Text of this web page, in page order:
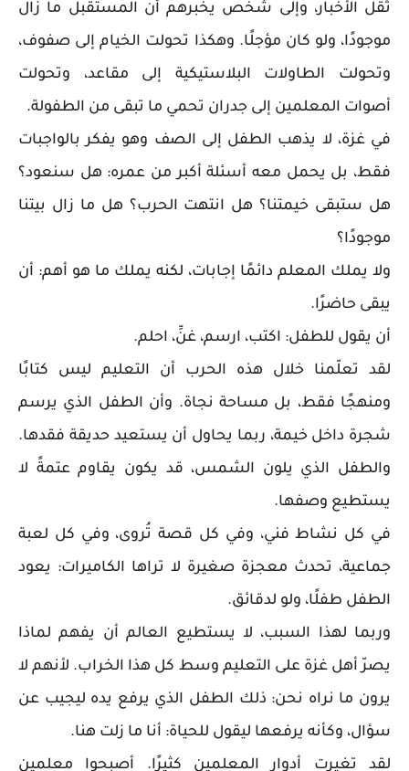
ثقل الأخبار، وإلى شخص يخبرهم أن المستقبل ما زال
موجودًا، ولو كان مؤجلًا. وهكذا تحولت الخيام إلى صفوف،
وتحولت الطاولات البلاستيكية إلى مقاعد، وتحولت
أصوات المعلمين إلى جدران تحمي ما تبقى من الطفولة.
في غزة، لا يذهب الطفل إلى الصف وهو يفكر بالواجبات
فقط، بل يحمل معه أسئلة أكبر من عمره: هل سنعود؟
هل ستبقى خيمتنا؟ هل انتهت الحرب؟ هل ما زال بيتنا
موجودًا؟
ولا يملك المعلم دائمًا إجابات، لكنه يملك ما هو أهم: أن
يبقى حاضرًا.
أن يقول للطفل: اكتب، ارسم، غنِّ، احلم.
لقد تعلّمنا خلال هذه الحرب أن التعليم ليس كتابًا
ومنهجًا فقط، بل مساحة نجاة. وأن الطفل الذي يرسم
شجرة داخل خيمة، ربما يحاول أن يستعيد حديقة فقدها.
والطفل الذي يلون الشمس، قد يكون يقاوم عتمةً لا
يستطيع وصفها.
في كل نشاط فني، وفي كل قصة تُروى، وفي كل لعبة
جماعية، تحدث معجزة صغيرة لا تراها الكاميرات: يعود
الطفل طفلًا، ولو لدقائق.
وربما لهذا السبب، لا يستطيع العالم أن يفهم لماذا
يصرّ أهل غزة على التعليم وسط كل هذا الخراب. لأنهم لا
يرون ما نراه نحن: ذلك الطفل الذي يرفع يده ليجيب عن
سؤال، وكأنه يرفعها ليقول للحياة: أنا ما زلت هنا.
لقد تغيرت أدوار المعلمين كثيرًا. أصبحوا معلمين